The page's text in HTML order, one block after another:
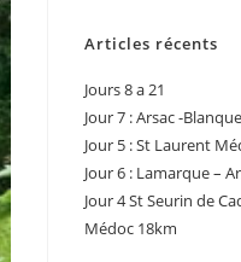
Articles récents
Jours 8 a 21
Jour 7 : Arsac -
Jour 5 : St Laurent
Jour 6 : Lamarque –
Jour 4 St Seurin de
Médoc 18km